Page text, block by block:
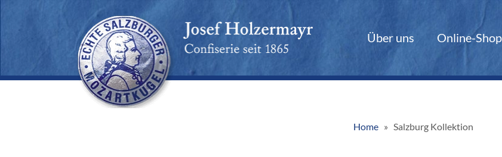
Über uns Online-Shop
Home Salzburg Kollektion